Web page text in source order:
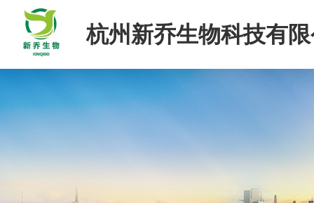
杭州新乔生物科技有